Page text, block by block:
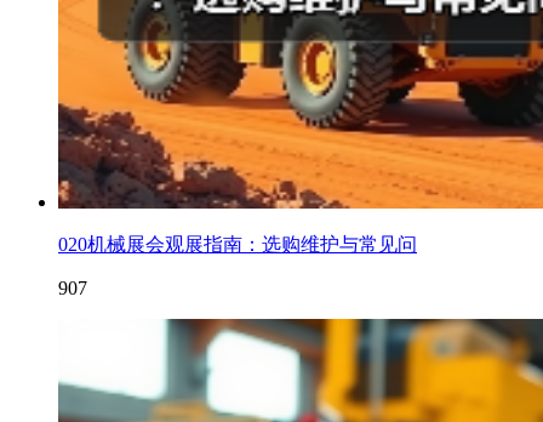
020机械展会观展指南：选购维护与常见问
907